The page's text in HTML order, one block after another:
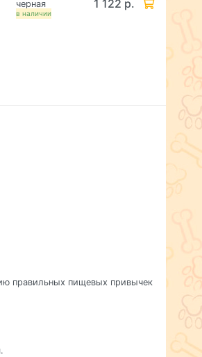
в наличии
черная 1 122 р.
правильных пищевых привычек